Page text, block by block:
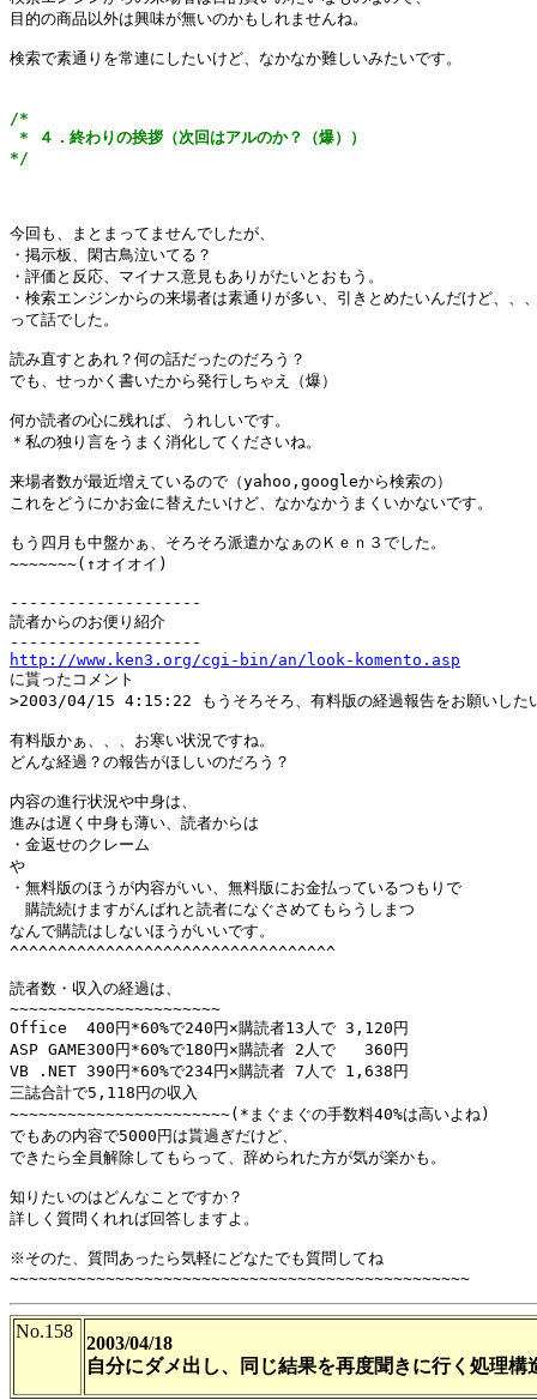
目的の商品以外は興味が無いのかもしれませんね。
検索で素通りを常連にしたいけど、なかなか難しいみたいです。
/*
* ４．終わりの挨拶（次回はアルのか？（爆））
*/
今回も、まとまってませんでしたが、
・掲示板、閑古鳥泣いてる？
・評価と反応、マイナス意見もありがたいとおもう。
・検索エンジンからの来場者は素通りが多い、引きとめたいんだけど、、
って話でした。
読み直すとあれ？何の話だったのだろう？
でも、せっかく書いたから発行しちゃえ（爆）
何か読者の心に残れば、うれしいです。
＊私の独り言をうまく消化してくださいね。
来場者数が最近増えているので（yahoo,googleから検索の）
これをどうにかお金に替えたいけど、なかなかうまくいかないです。
もう四月も中盤かぁ、そろそろ派遣かなぁのＫｅｎ３でした。
~~~~~~~(↑オイオイ)
--------------------
読者からのお便り紹介
http://www.ken3.org/cgi-bin/an/look-komento.asp
に貰ったコメント
>2003/04/15 4:15:22 もうそろそろ、有料版の経過報告をお願いした
有料版かぁ、、、お寒い状況ですね。
どんな経過？の報告がほしいのだろう？
内容の進行状況や中身は、
進みは遅く中身も薄い、読者からは
・金返せのクレーム
や
・無料版のほうが内容がいい、無料版にお金払っているつもりで
購読続けますがんばれと読者になぐさめてもらうしまつ
なんで購読はしないほうがいいです。
^^^^^^^^^^^^^^^^^^^^^^^^^^^^^^^^^^
読者数・収入の経過は、
~~~~~~~~~~~~~~~~~~~~~~
Office  400円*60%で240円×購読者13人で 3,120円
ASP GAME300円*60%で180円×購読者 2人で   360円
VB .NET 390円*60%で234円×購読者 7人で 1,638円
三誌合計で5,118円の収入
~~~~~~~~~~~~~~~~~~~~~~~(*まぐまぐの手数料40%は高いよね)
でもあの内容で5000円は貰過ぎだけど、
できたら全員解除してもらって、辞められた方が気が楽かも。
知りたいのはどんなことですか？
詳しく質問くれれば回答しますよ。
※そのた、質問あったら気軽にどなたでも質問してね
No.158
2003/04/18
自分にダメ出し、同じ結果を再度聞きに行く処理構